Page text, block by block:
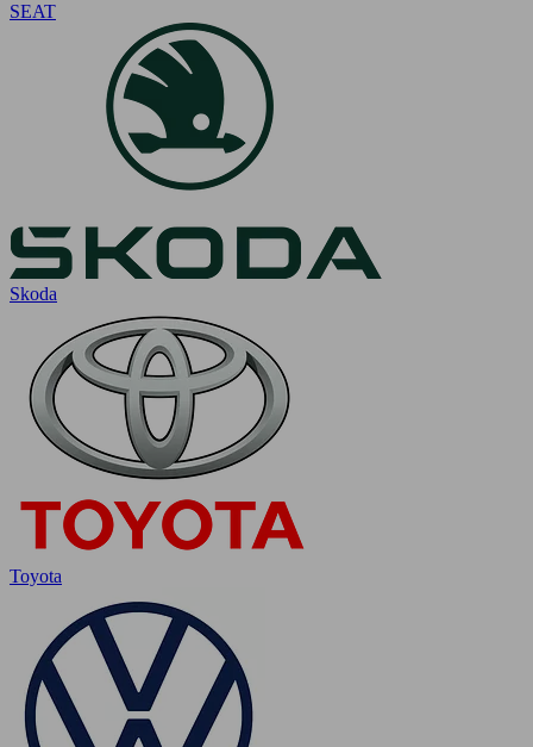
SEAT
Skoda
Toyota